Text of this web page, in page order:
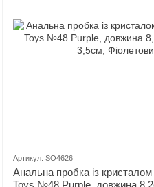
Артикул: SO4626
Анальна пробка із
Toys №48 Purple, довжина